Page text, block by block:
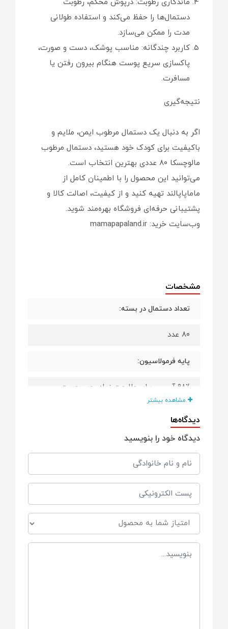
ماندگاری رطوبت: درپوش محکم، رطوبت
دستمال‌ها را حفظ می‌کند و استفاده طولانی
مدت را ممکن می‌سازد.
کاربرد چندگانه: مناسب پوشک، دست و صورت،
پاکسازی سریع پوست هنگام بیرون رفتن یا
مسافرت.
نتیجه‌گیری
اگر به دنبال یک دستمال مرطوب ایمن، ملایم و
باکیفیت برای کودک خود هستید، دستمال مرطوب
مالوچسکا ۸۰ عددی بهترین انتخاب است.
می‌توانید این محصول را با اطمینان کامل از
ماماپاپالند تهیه کنید و از کیفیت، اصالت کالا و
پشتیبانی حرفه‌ای فروشگاه بهره‌مند شوید.
وب‌سایت خرید: mamapapaland.ir
مشخصات
تعداد دستمال در بسته:
۸۰ عدد
پایه فرمولاسیون:
۹۸٪ آب — برای ملایمت زیاد روی پوست
حساس
ترکیب مواد فعال:
مواد نرم‌کننده ملایم، بدون الکل و پارابن، فاقد
صابون قوی
طراحی شده برای سازگاری با پوست نوزاد و
کاهش تحریک پوست
ابعاد هر دستمال:
مشاهده بیشتر
دیدگاه‌ها
دیدگاه خود را بنویسید